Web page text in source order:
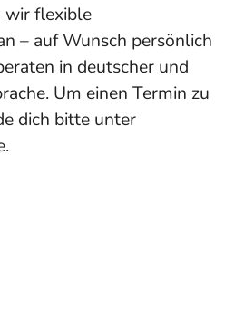
wir flexible
– auf Wunsch persönlich
in deutscher und
Um einen Termin zu
dich bitte unter